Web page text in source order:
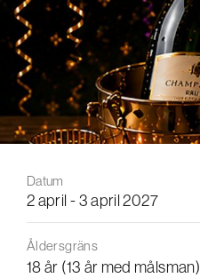
Datum
2 april - 3 april 2027
Åldersgräns
18 år (13 år med målsman)